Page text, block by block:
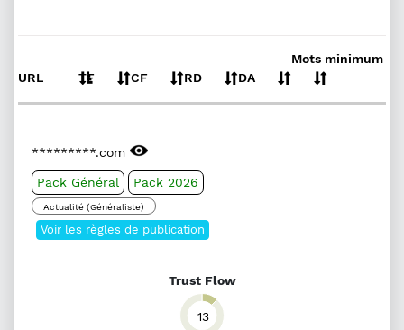
URL TF CF RD DA
Mots minimum
*********.com
Pack Général Pack 2026
Actualité (Généraliste)
Voir les règles de publication
Trust Flow
13